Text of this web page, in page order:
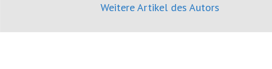
Weitere Artikel des Autors